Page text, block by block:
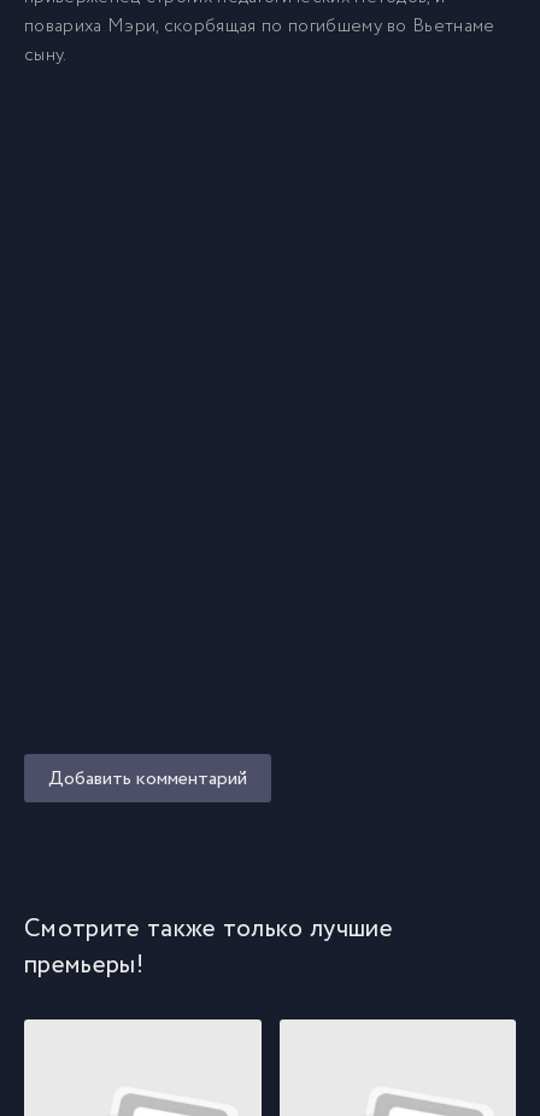
повариха Мэри, скорбящая по погибшему во Вьетнаме
сыну.
Добавить комментарий
Смотрите также только лучшие
премьеры!